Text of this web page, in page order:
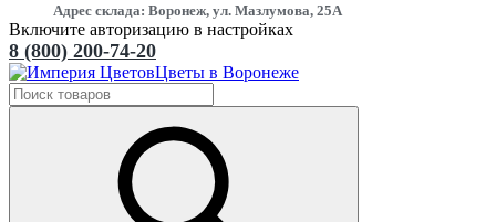
Адрес склада: Воронеж, ул. Мазлумова, 25А
Включите авторизацию в настройках
8 (800) 200-74-20
Цветы в Воронеже